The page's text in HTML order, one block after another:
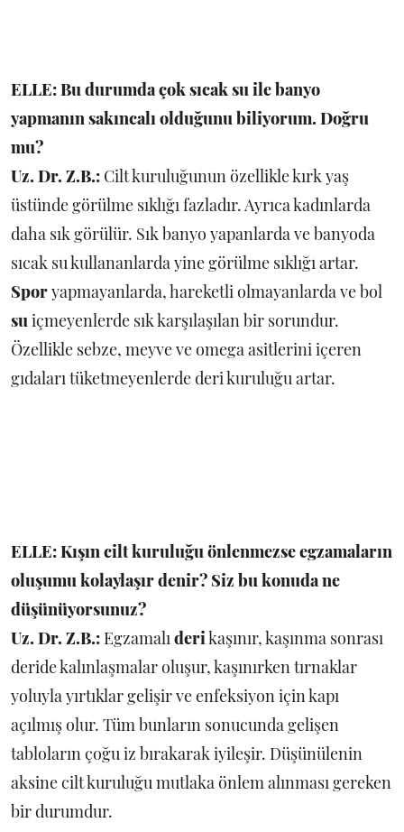
ELLE: Bu durumda çok sıcak su ile banyo
yapmanın sakıncalı olduğunu biliyorum. Doğru
mu?
Uz. Dr. Z.B.: Cilt kuruluğunun özellikle kırk yaş
üstünde görülme sıklığı fazladır. Ayrıca kadınlarda
daha sık görülür. Sık banyo yapanlarda ve banyoda
sıcak su kullananlarda yine görülme sıklığı artar.
Sporyapmayanlarda, hareketli olmayanlarda ve bol
suiçmeyenlerde sık karşılaşılan bir sorundur.
Özellikle sebze, meyve ve omega asitlerini içeren
gıdaları tüketmeyenlerde deri kuruluğu artar.
ELLE: Kışın cilt kuruluğu önlenmezse egzamaların
oluşumu kolaylaşır denir? Siz bu konuda ne
düşünüyorsunuz?
Uz. Dr. Z.B.: Egzamalıderikaşınır, kaşınma sonrası
deride kalınlaşmalar oluşur, kaşınırken tırnaklar
yoluyla yırtıklar gelişir ve enfeksiyon için kapı
açılmış olur. Tüm bunların sonucunda gelişen
tabloların çoğu iz bırakarak iyileşir. Düşünülenin
aksine cilt kuruluğu mutlaka önlem alınması gereken
bir durumdur.